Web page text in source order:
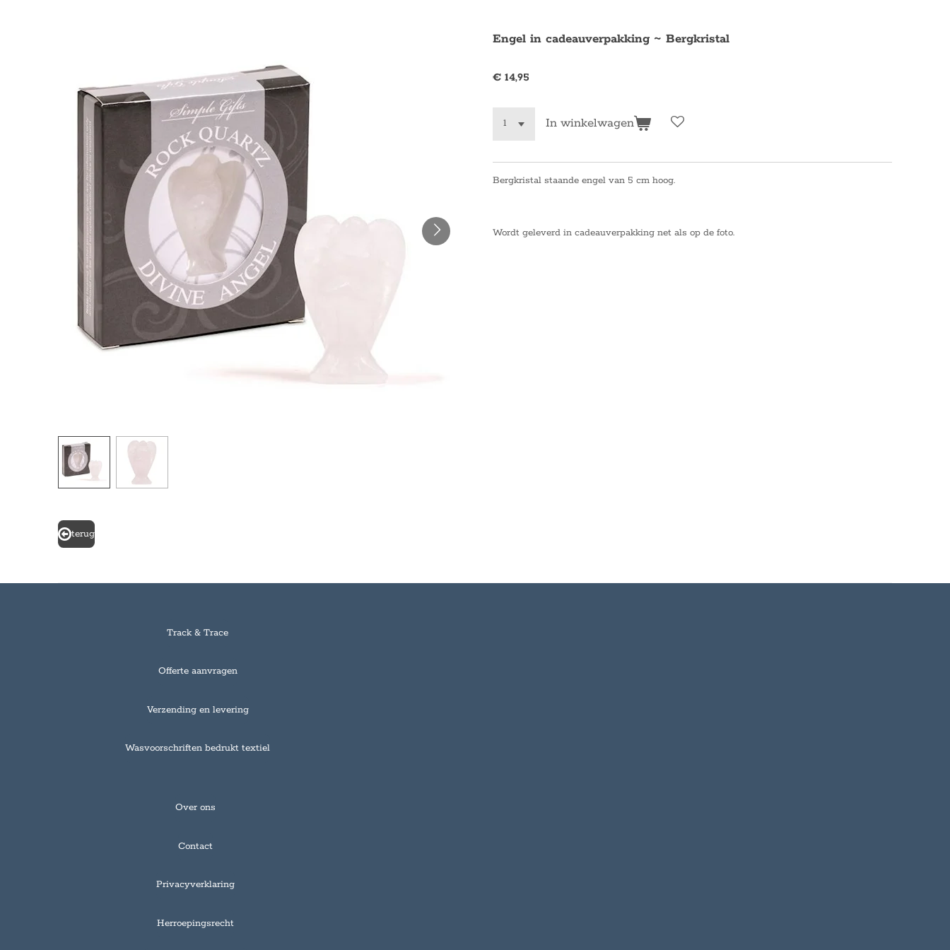
Engel in cadeauverpakking ~ Bergkristal
€ 14,95
In winkelwagen
Bergkristal staande engel van 5 cm hoog.
Wordt geleverd in cadeauverpakking net als op de foto.
terug
Track & Trace
Offerte aanvragen
Verzending en levering
Wasvoorschriften bedrukt textiel
Over ons
Contact
Privacyverklaring
Herroepingsrecht